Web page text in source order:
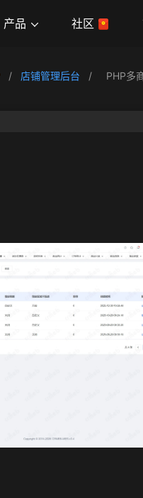
产品 社区
/ 店铺管理后台 /
PHP多